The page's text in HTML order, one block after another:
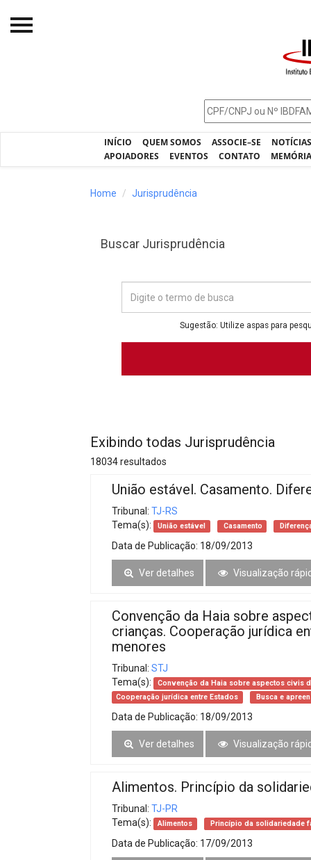
INÍCIO QUEM SOMOS ASSOCIE–SE
APOIADORES
EVENTOS CONTATO
Home Jurisprudência
Buscar Jurisprudência
Sugestão: Utilize aspas para
Exibindo todas Jurisprudência
18034 resultados
União estável. Casamento.
Tribunal: TJ-RS
Tema(s):
União estável Casamento
Data de Publicação: 18/09/2013
Ver detalhes Visualização
Convenção da Haia sobre
crianças. Cooperação jurídica
menores
Tribunal: STJ
Tema(s):
Convenção da Haia sobre aspectos civis
Cooperação jurídica entre Estados
Busca e
Data de Publicação: 18/09/2013
Ver detalhes Visualização
Alimentos. Princípio da
Tribunal: TJ-PR
Tema(s):
Alimentos Princípio da solidariedade
Data de Publicação: 17/09/2013